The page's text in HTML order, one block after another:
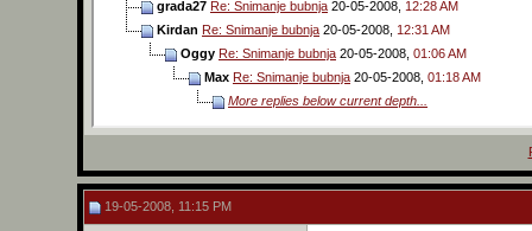
grada27 Re: Snimanje bubnja 20-05-2008, 12:28 AM
Kirdan Re: Snimanje bubnja 20-05-2008, 12:31 AM
Oggy Re: Snimanje bubnja 20-05-2008, 01:06 AM
Max Re: Snimanje bubnja 20-05-2008, 01:18 AM
More replies below current depth...
19-05-2008, 11:15 PM